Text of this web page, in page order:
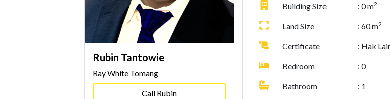
Rubin Tantowie
Ray White Tomang
Call Rubin
Building Size : 0 m2
Land Size : 60 m2
Certificate : Hak
Bedroom : 0
Bathroom : 1